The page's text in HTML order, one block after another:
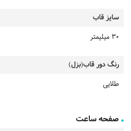
سایز قاب
30 میلیمتر
رنگ دور قاب(بزل)
طلایی
صفحه ساعت